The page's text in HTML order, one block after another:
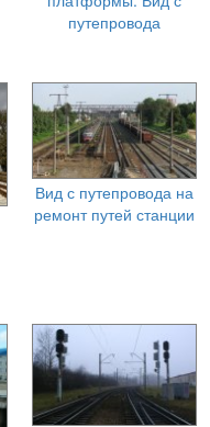
путепровода
Вид с путепровода на
ремонт путей станции